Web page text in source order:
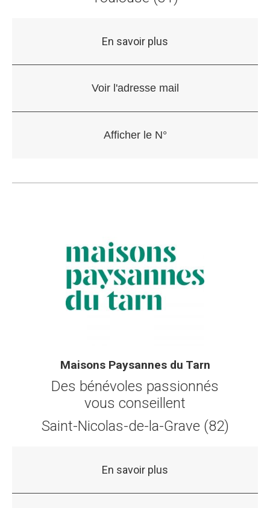
En savoir plus
Maisons Paysannes du Tarn
Des bénévoles passionnés
vous conseillent
Saint-Nicolas-de-la-Grave (82)
En savoir plus